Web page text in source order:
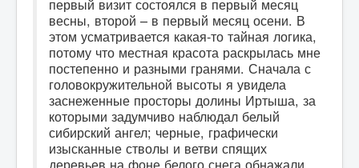
Отзывы о парке
Статьи
Контакты
весны, второй – в первый месяц осени. В
этом усматривается какая-то тайная логика,
потому что местная красота раскрылась мне
постепенно и разными гранями. Сначала с
головокружительной высоты я увидела
заснеженные просторы долины Иртыша, за
которыми задумчиво наблюдал белый
сибирский ангел; черные, графически
изысканные стволы и ветви спящих
деревьев на фоне белого снега обнажали